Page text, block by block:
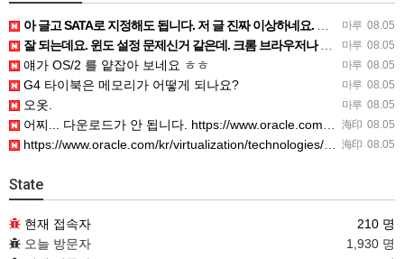
마루 08.05
아 글고 SATA로 지정해도 됩니다. 저 글 진짜 이상하네요. 옛날꺼 퍼와서 그런거 같은데요.
마루 08.05
잘 되는데요. 윈도 설정 문제신거 같은데. 크롬 브라우저나 파폭으로 해 보세요
마루 08.05
얘가 OS/2 를 얕잡아 보네요 ㅎㅎ
마루 08.05
G4 타이북은 메모리가 어떻게 되나요?
마루 08.05
오옷.
海印 08.05
어찌... 다운로드가 안 됩니다. https://www.oracle.com/kr/virtualization/…
海印 08.05
https://www.oracle.com/kr/virtualization/technologies/vm/dow…
State
현재 접속자
210 명
오늘 방문자
1,930 명